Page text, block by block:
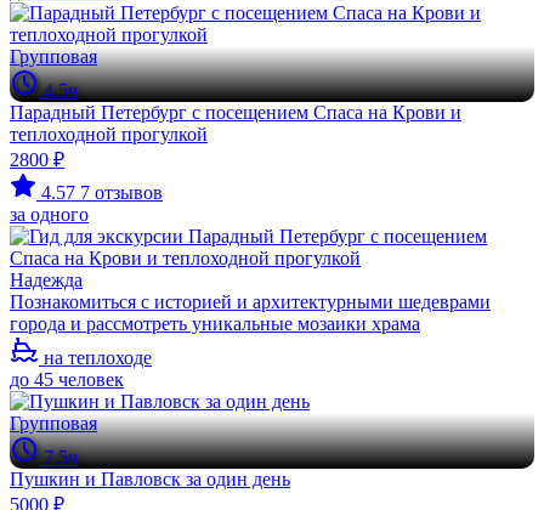
Групповая
4.5ч
Парадный Петербург с посещением Спаса на Крови и
теплоходной прогулкой
2800 ₽
4.57 7 отзывов
за одного
Надежда
Познакомиться с историей и архитектурными шедеврами
города и рассмотреть уникальные мозаики храма
на теплоходе
до 45 человек
Групповая
7.5ч
Пушкин и Павловск за один день
5000 ₽